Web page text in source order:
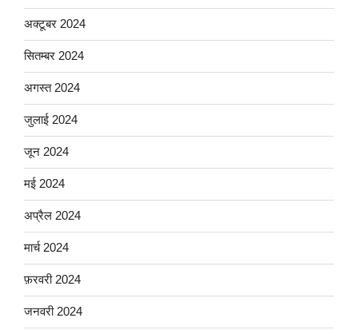
अक्टूबर 2024
सितम्बर 2024
अगस्त 2024
जुलाई 2024
जून 2024
मई 2024
अप्रैल 2024
मार्च 2024
फ़रवरी 2024
जनवरी 2024